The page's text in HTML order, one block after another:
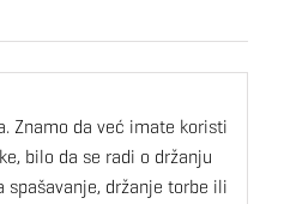
Znamo da već imate koristi
bilo da se radi o držanju
spašavanje, držanje torbe ili